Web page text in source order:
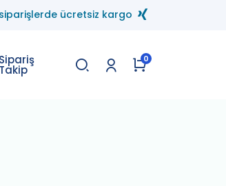
ücretsiz kargo
Sipariş
Takip
0